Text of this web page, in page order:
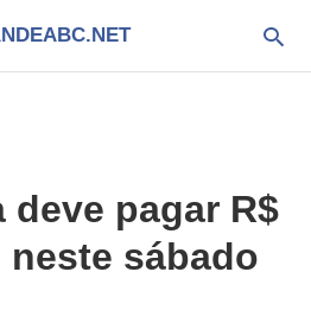
deve pagar R$
sábado